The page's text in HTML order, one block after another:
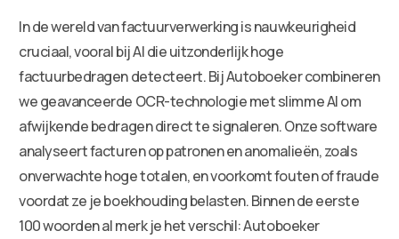
In de wereld van factuurverwerking is nauwkeurigheid
cruciaal, vooral bij AI die uitzonderlijk hoge
factuurbedragen detecteert. Bij Autoboeker combineren
we geavanceerde OCR-technologie met slimme AI om
afwijkende bedragen direct te signaleren. Onze software
analyseert facturen op patronen en anomalieën, zoals
onverwachte hoge totalen, en voorkomt fouten of fraude
voordat ze je boekhouding belasten. Binnen de eerste
100 woorden al merk je het verschil: Autoboeker